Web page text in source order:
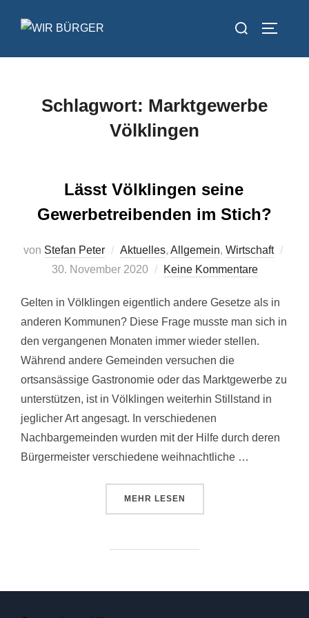
Inhalt
Suchen
Schlagwort: Marktgewerbe
Völklingen
Lässt Völklingen seine
Gewerbetreibenden im Stich?
von Stefan Peter Aktuelles, Allgemein, Wirtschaft
30. November 2020 Keine Kommentare
Gelten in Völklingen eigentlich andere Gesetze als in
anderen Kommunen? Diese Frage musste man sich in
den vergangenen Monaten immer wieder stellen.
Während andere Gemeinden versuchen die
ortsansässige Gastronomie oder das Marktgewerbe zu
unterstützen, ist in Völklingen weiterhin Stillstand in
jeglicher Art angesagt. In verschiedenen
Nachbargemeinden wurden mit der Hilfe durch deren
Bürgermeister verschiedene weihnachtliche …
MEHR ÜBER „LÄSST VÖLKLINGEN
LESEN